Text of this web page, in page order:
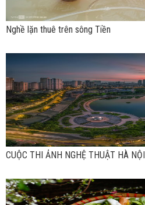
Nghề lặn thuê trên sông Tiền
CUỘC THI ẢNH NGHỆ THUẬT HÀ NỘI